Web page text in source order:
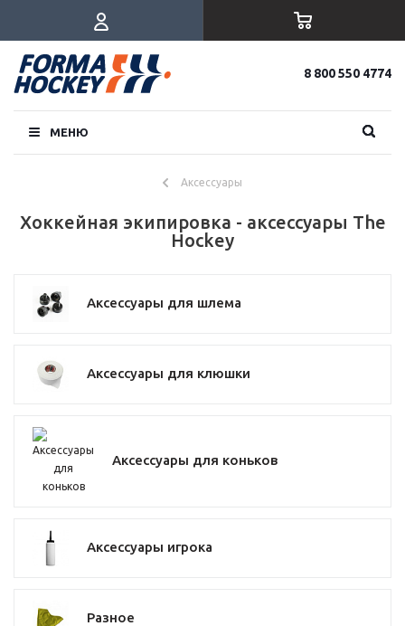
8 800 550 4774
МЕНЮ
Аксессуары
Хоккейная экипировка - аксессуары The
Hockey
Аксессуары для шлема
Аксессуары для клюшки
Аксессуары для коньков
Аксессуары игрока
Разное